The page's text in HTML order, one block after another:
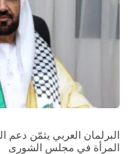
البرلمان العربي يثمّن
المرأة في مجلس الشورى